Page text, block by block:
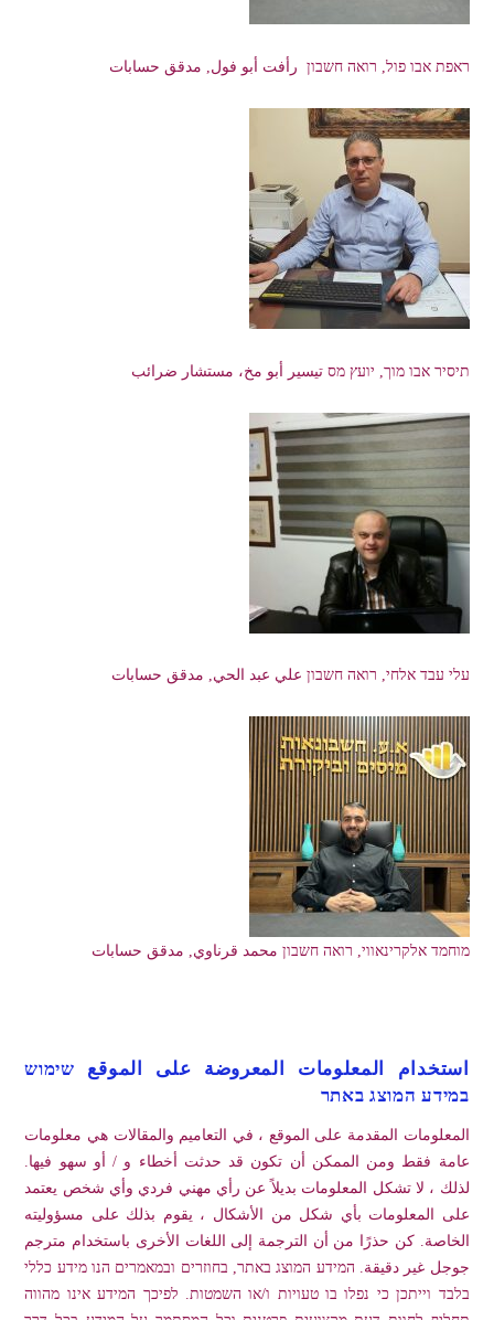
ראפת אבו פול, רואה חשבון رأفت أبو فول, مدقق حسابات
תיסיר אבו מוך, יועץ מס تيسير أبو مخ، مستشار ضرائب
עלי עבד אלחי, רואה חשבון علي عبد الحي, مدقق حسابات
מוחמד אלקרינאווי, רואה חשבון محمد قرناوي, مدقق حسابات
استخدام المعلومات المعروضة على الموقع שימוש
במידע המוצג באתר
المعلومات المقدمة على الموقع ، في التعاميم والمقالات هي معلومات
عامة فقط ومن الممكن أن تكون قد حدثت أخطاء و / أو سهو فيها.
لذلك ، لا تشكل المعلومات بديلاً عن رأي مهني فردي وأي شخص يعتمد
على المعلومات بأي شكل من الأشكال ، يقوم بذلك على مسؤوليته
الخاصة. كن حذرًا من أن الترجمة إلى اللغات الأخرى باستخدام مترجم
جوجل غير دقيقة. המידע המוצג באתר, בחוזרים ובמאמרים הנו מידע כללי
בלבד וייתכן כי נפלו בו טעויות ו/או השמטות. לפיכך המידע אינו מהווה